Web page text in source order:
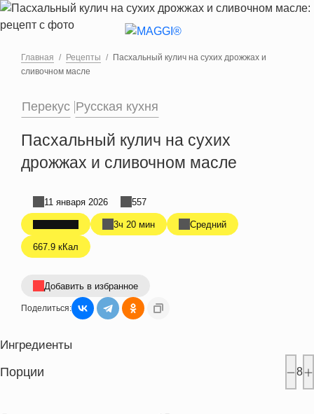
Перейти к основному содержанию
Главная Рецепты
Пасхальный кулич на сухих дрожжах и
сливочном масле
Перекус Русская кухня
Пасхальный кулич на сухих
дрожжах и сливочном масле
3ч 20 мин Средний
667.9 кКал
11 января 2026 557
Добавить в избранное
Поделиться:
Ингредиенты
Порции 8